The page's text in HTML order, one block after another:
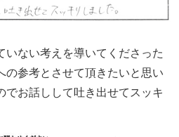
いない考えを導いてくださった
の参考とさせて頂きたいと思い
でお話しして吐き出せてスッキ